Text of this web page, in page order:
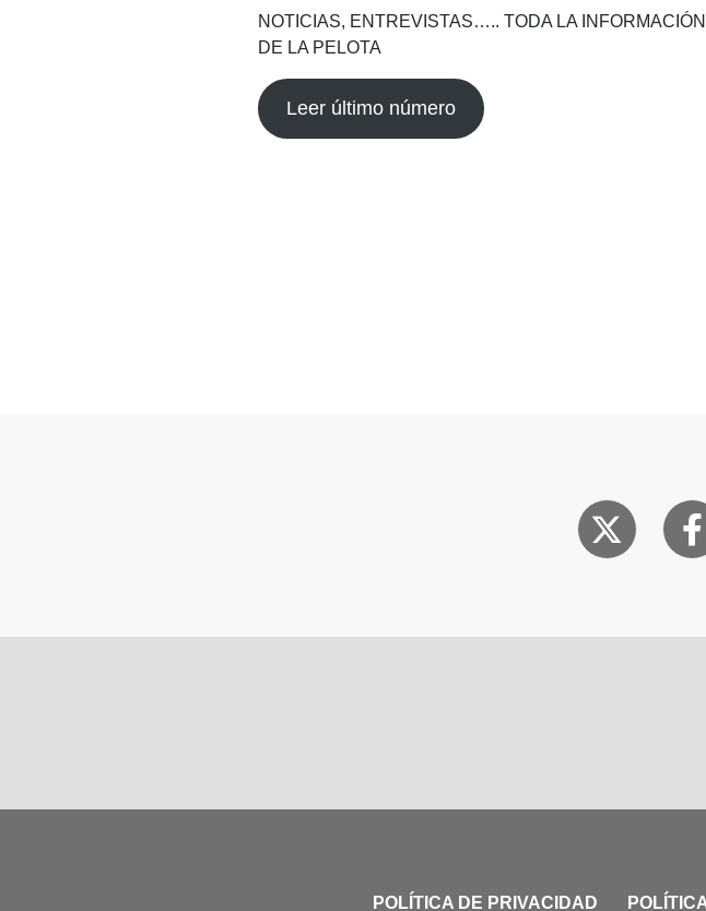
NOTICIAS, ENTREVISTAS….. TODA LA INFORMACIÓN
DE LA PELOTA
Leer último número
POLÍTICA DE PRIVACIDAD